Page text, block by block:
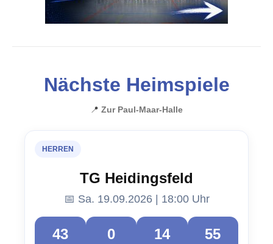
Nächste Heimspiele
📍 Zur Paul-Maar-Halle
HERREN
TG Heidingsfeld
📅 Sa. 19.09.2026 | 18:00 Uhr
43 0 14 54